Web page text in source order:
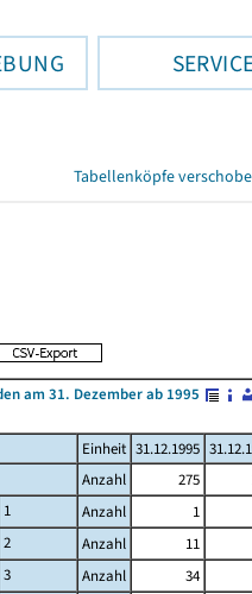
Tabellenköpfe
am 31. Dezember ab 1995
Einheit 31.12.1995
Anzahl 275
1 Anzahl 1
2
Anzahl 11
3
Anzahl 34